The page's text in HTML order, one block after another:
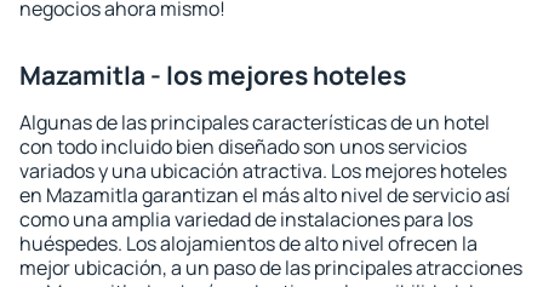
negocios ahora mismo!
Mazamitla - los mejores hoteles
Algunas de las principales características de un hotel
con todo incluido bien diseñado son unos servicios
variados y una ubicación atractiva. Los mejores hoteles
en Mazamitla garantizan el más alto nivel de servicio así
como una amplia variedad de instalaciones para los
huéspedes. Los alojamientos de alto nivel ofrecen la
mejor ubicación, a un paso de las principales atracciones